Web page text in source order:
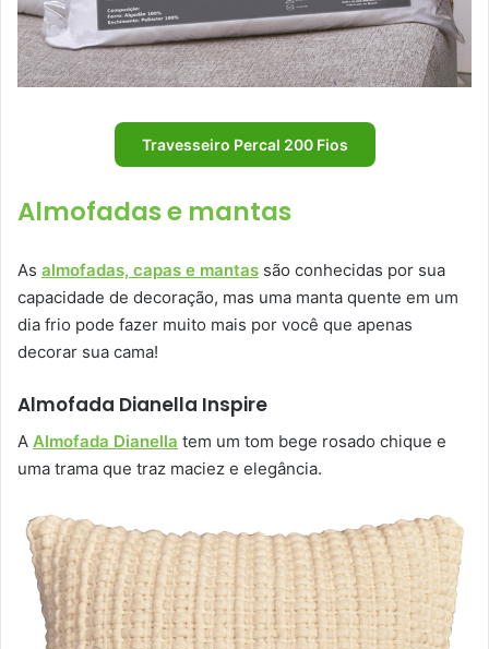
Travesseiro Percal 200 Fios
Almofadas e mantas
As almofadas, capas e mantas são conhecidas por sua
capacidade de decoração, mas uma manta quente em um
dia frio pode fazer muito mais por você que apenas
decorar sua cama!
Almofada Dianella Inspire
A Almofada Dianella tem um tom bege rosado chique e
uma trama que traz maciez e elegância.